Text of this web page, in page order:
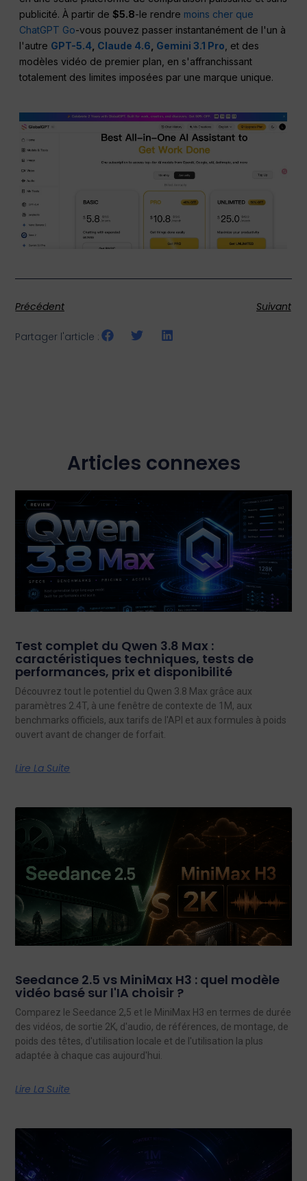
publicité. À partir de$5.8-le rendre moins cher que
ChatGPT Go-vous pouvez passer instantanément de l'un à
l'autre GPT-5.4 Claude 4.6 Gemini 3.1 Pro , et des
modèles vidéo de premier plan, en s'affranchissant
totalement des limites imposées par une marque unique.
Précédent Suivant
Partager l'article :
Articles connexes
Test complet du Qwen 3.8 Max :
caractéristiques techniques, tests de
performances, prix et disponibilité
Découvrez tout le potentiel du Qwen 3.8 Max grâce aux
paramètres 2.4T, à une fenêtre de contexte de 1M, aux
benchmarks officiels, aux tarifs de l'API et aux formules à poids
ouvert avant de changer de forfait.
Lire La Suite
Seedance 2.5 vs MiniMax H3 : quel modèle
vidéo basé sur l'IA choisir ?
Comparez le Seedance 2,5 et le MiniMax H3 en termes de durée
des vidéos, de sortie 2K, d'audio, de références, de montage, de
poids des têtes, d'utilisation locale et de l'utilisation la plus
adaptée à chaque cas aujourd'hui.
Lire La Suite